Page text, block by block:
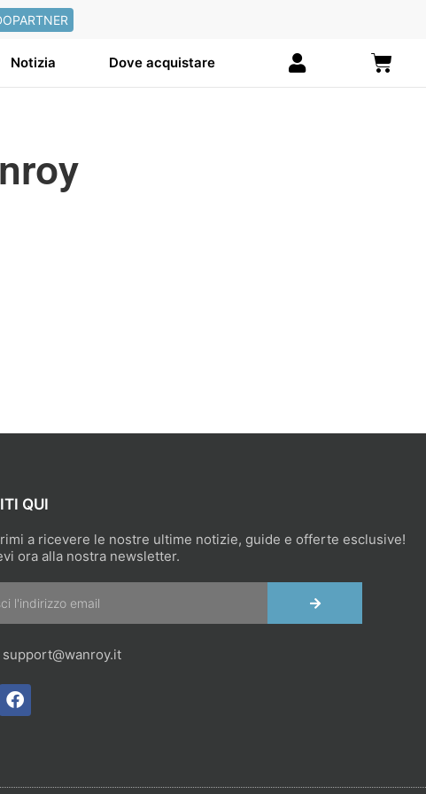
Notizia Dove acquistare
QUI
a ricevere le nostre ultime notizie, guide e offerte esclusive!
ora alla nostra newsletter.
INVIA
support@wanroy.it
F
a